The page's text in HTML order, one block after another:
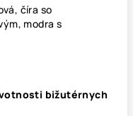
číra so
modra s
bižutérnych